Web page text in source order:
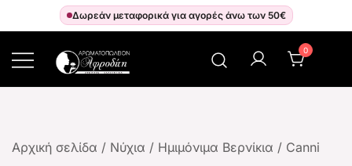
Δωρεάν μεταφορικά για αγορές άνω των 50€
0
Αρχική σελίδα / Νύχια / Ημιμόνιμα Βερνίκια / Canni